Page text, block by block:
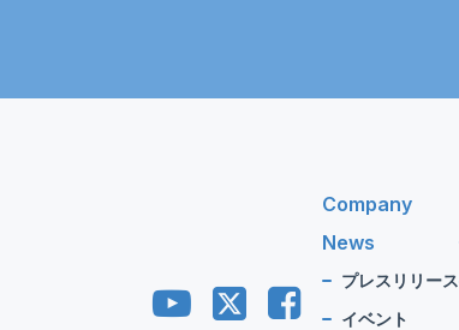
Company
News
プレスリリース
イベント